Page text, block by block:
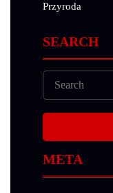
Przyroda
SEARCH
META